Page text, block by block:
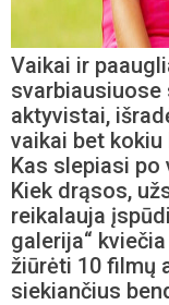
Vaikai ir
svarbiausiuose
aktyvistai,
vaikai bet
Kas slepiasi po
Kiek drąsos,
reikalauja
galerija“
žiūrėti 10 filmų
siekiančius